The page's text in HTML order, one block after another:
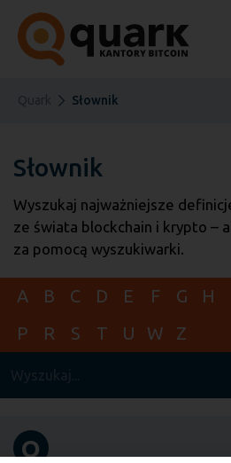
Słownik
Słownik
Wyszukaj najważniejsze
ze świata blockchain i krypto –
za pomocą wyszukiwarki.
A B C D E F G H
P
R S T U W Z
O